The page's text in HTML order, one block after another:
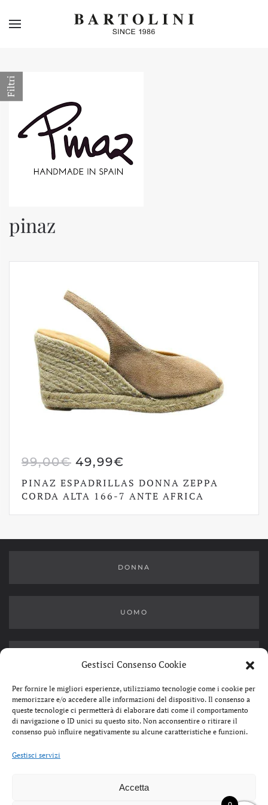
Gestisci Consenso Cookie
Per fornire le migliori esperienze, utilizziamo tecnologie come i cookie per
memorizzare e/o accedere alle informazioni del dispositivo. Il consenso a
queste tecnologie ci permetterà di elaborare dati come il comportamento
di navigazione o ID unici su questo sito. Non acconsentire o ritirare il
consenso può influire negativamente su alcune caratteristiche e funzioni.
Gestisci servizi
Accetta
Skip to main content
pinaz
99,00€ IL
PREZZO
ORIGINALE
ERA:
49,99€
PREZZO
ATTUALE
È:
PINAZ ESPADRILLAS DONNA ZEPPA
CORDA ALTA 166-7 ANTE AFRICA
DONNA
UOMO
PRIVACY POLICY
Filtri